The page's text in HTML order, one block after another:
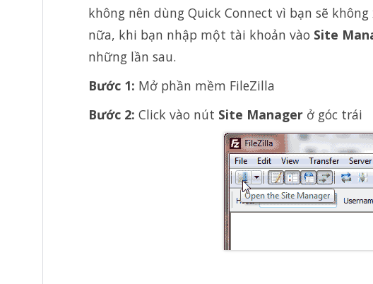
không nên dùng Quick Connect vì bạn sẽ
nữa, khi bạn nhập một tài khoản vào Site
những lần sau.
Bước 1: Mở phần mềm FileZilla
Bước 2: Click vào nút Site Manager ở góc trái